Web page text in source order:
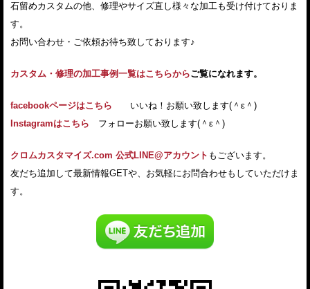
石留めカスタムの他、修理やサイズ直し様々な加工も受け付けておりま
す。
お問い合わせ・ご依頼お待ち致しております♪
カスタム・修理の加工事例一覧はこちらからご覧になれます。
facebookページはこちら いいね！お願い致します(＾ε＾)
Instagramはこちら フォローお願い致します(＾ε＾)
クロムカスタマイズ.com 公式LINE@アカウント もございます。
友だち追加して最新情報GETや、お気軽にお問合わせもしていただけま
す。